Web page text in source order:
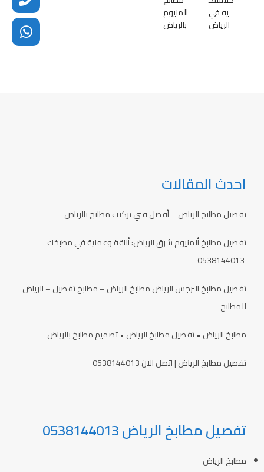
يه في
الرياض
المنيوم
بالرياض
احدث المقالات
تفصيل مطابخ الرياض – أفضل فني تركيب مطابخ بالرياض
تفصيل مطابخ ألمنيوم شرق الرياض: أناقة وعملية في مطبخك
تفصيل مطابخ النرجس الرياض مطابخ الرياض – مطابخ تفصيل – الرياض
للمطابخ
مطابخ الرياض • تفصيل مطابخ الرياض • تصميم مطابخ بالرياض
تفصيل مطابخ الرياض | اتصل الان 0538144013
تفصيل مطابخ الرياض 0538144013
مطابخ الرياض